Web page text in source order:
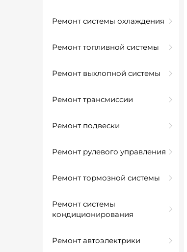
Ремонт системы охлаждения
Ремонт топливной системы
Ремонт выхлопной системы
Ремонт трансмиссии
Ремонт подвески
Ремонт рулевого управления
Ремонт тормозной системы
Ремонт системы
кондиционирования
Ремонт автоэлектрики